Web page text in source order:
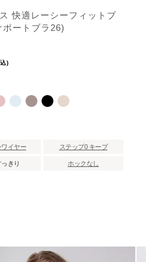
快適レーシーフィットブ
ポートブラ26)
イヤー ステップ0 キープ
きり ホックなし